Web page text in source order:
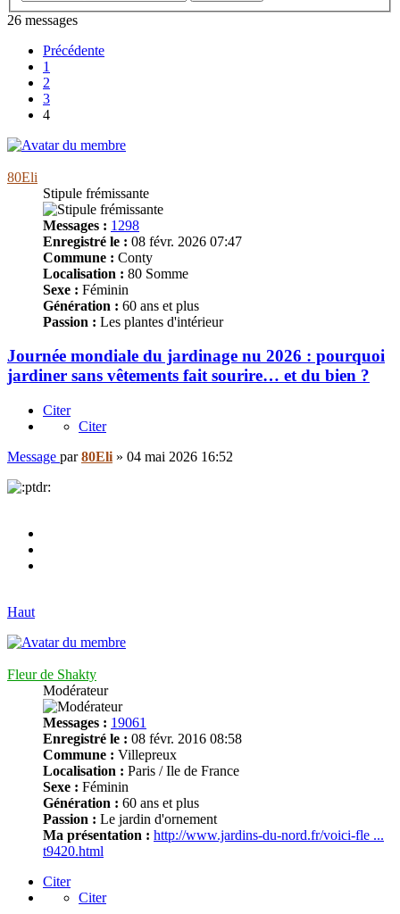
26 messages
Précédente
1
2
3
4
80Eli
Stipule frémissante
Messages : 1298
Enregistré le : 08 févr. 2026 07:47
Commune : Conty
Localisation : 80 Somme
Sexe : Féminin
Génération : 60 ans et plus
Passion : Les plantes d'intérieur
Journée mondiale du jardinage nu 2026 : pourquoi
jardiner sans vêtements fait sourire… et du bien ?
Citer
Citer
Message par80Eli » 04 mai 2026 16:52
Haut
Fleur de Shakty
Modérateur
Messages : 19061
Enregistré le : 08 févr. 2016 08:58
Commune : Villepreux
Localisation : Paris / Ile de France
Sexe : Féminin
Génération : 60 ans et plus
Passion : Le jardin d'ornement
Ma présentation : http://www.jardins-du-nord.fr/voici-fle ...
t9420.html
Citer
Citer